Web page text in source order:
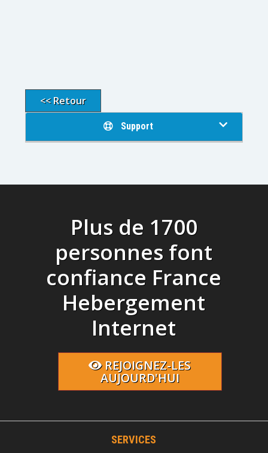
<< Retour
Support
Plus de 1700
personnes font
confiance France
Hebergement
Internet
REJOIGNEZ-LES
AUJOURD'HUI
SERVICES